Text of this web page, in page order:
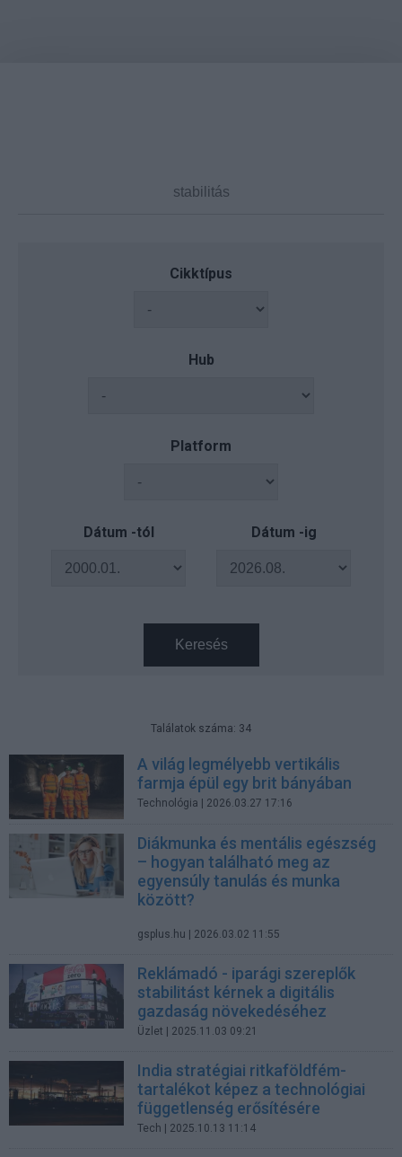
Cikktípus
Hub
Platform
Dátum -tól Dátum -ig
Keresés
Találatok száma: 34
A világ legmélyebb vertikális
farmja épül egy brit bányában
Technológia | 2026.03.27 17:16
Diákmunka és mentális egészség
– hogyan található meg az
egyensúly tanulás és munka
között?
gsplus.hu | 2026.03.02 11:55
Reklámadó - iparági szereplők
stabilitást kérnek a digitális
gazdaság növekedéséhez
Üzlet | 2025.11.03 09:21
India stratégiai ritkaföldfém-
tartalékot képez a technológiai
függetlenség erősítésére
Tech | 2025.10.13 11:14